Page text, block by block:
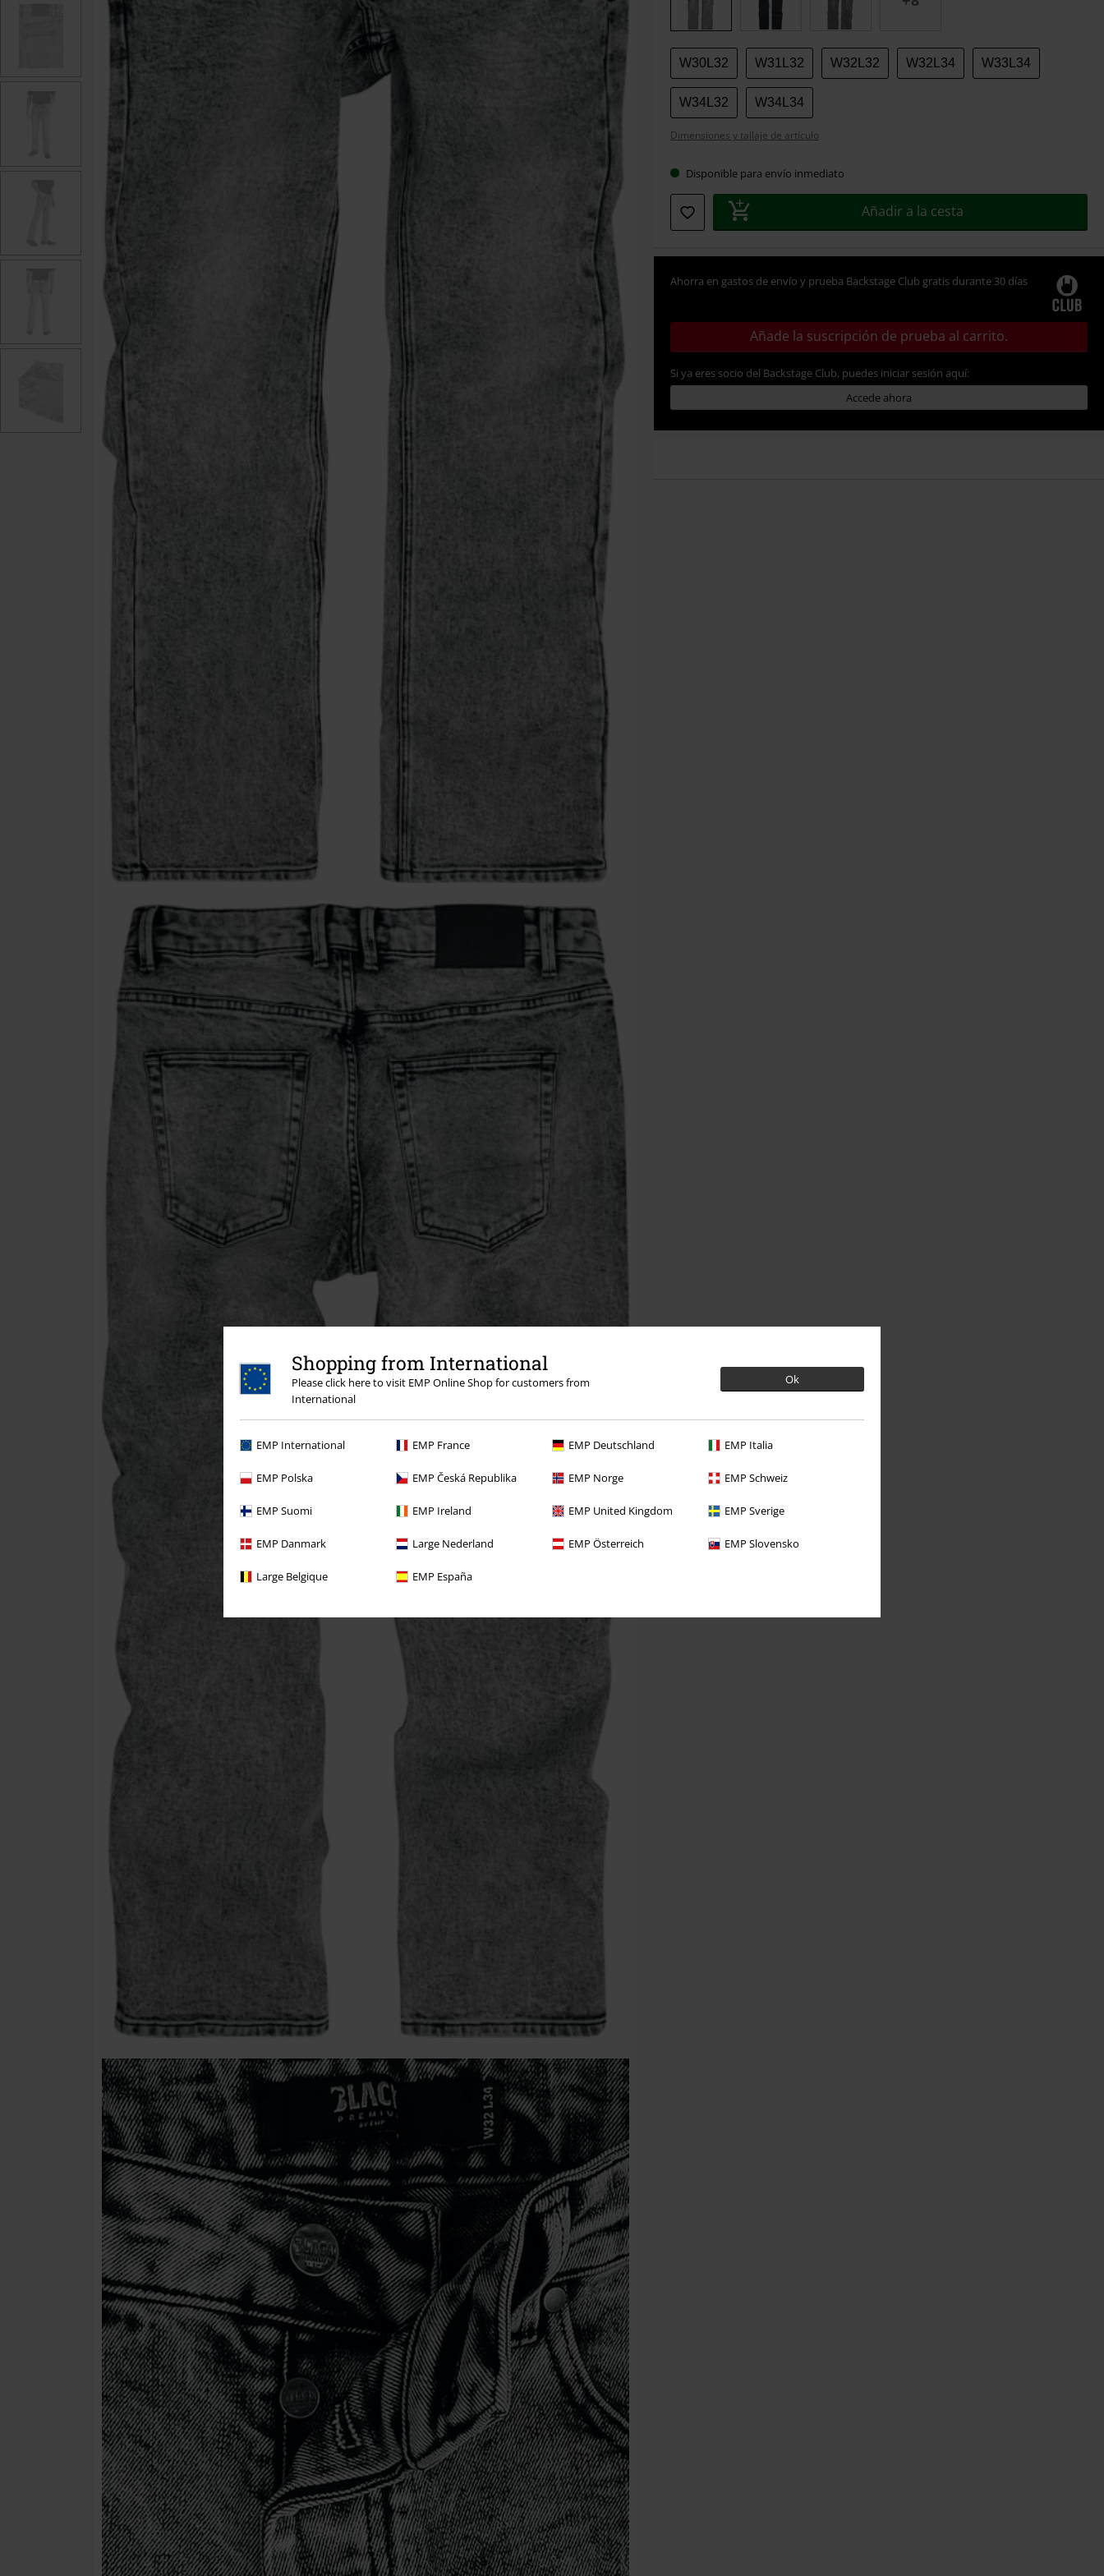
Shopping from International
Please click here to visit EMP Online Shop for customers from
International
Ok
EMP International EMP France EMP Deutschland EMP Italia
EMP Polska EMP Česká Republika EMP Norge EMP Schweiz
EMP Suomi EMP Ireland EMP United Kingdom EMP Sverige
EMP Danmark Large Nederland EMP Österreich EMP Slovensko
Large Belgique EMP España
W30L32 W31L32 W32L32 W32L34 W33L34
W34L32 W34L34
Dimensiones y tallaje de artículo
Disponible para envío inmediato
Añadir a la cesta
Ahorra en gastos de envío y prueba Backstage Club gratis durante 30 días
Añade la suscripción de prueba al carrito.
Si ya eres socio del Backstage Club, puedes iniciar sesión aquí:
Accede ahora